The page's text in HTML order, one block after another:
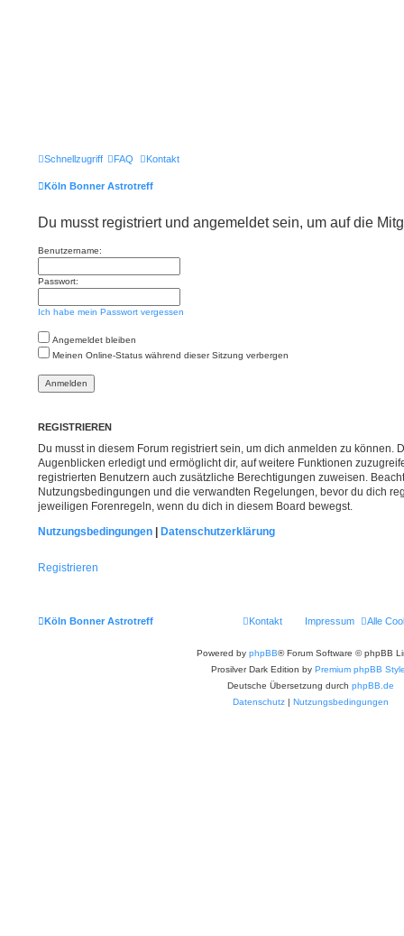
Schnellzugriff FAQ Kontakt
Köln Bonner Astrotreff
Du musst registriert und angemeldet sein, um auf die
Benutzername:
Passwort:
Ich habe mein Passwort vergessen
Angemeldet bleiben
Meinen Online-Status während dieser Sitzung verbergen
REGISTRIEREN
Du musst in diesem Forum registriert sein, um dich anmelden zu können.
Augenblicken erledigt und ermöglicht dir, auf weitere Funktionen
registrierten Benutzern auch zusätzliche Berechtigungen zuweisen.
Nutzungsbedingungen und die verwandten Regelungen, bevor du dich
jeweiligen Forenregeln, wenn du dich in diesem Board bewegst.
Nutzungsbedingungen | Datenschutzerklärung
Registrieren
Köln Bonner Astrotreff Alle
Impressum
Kontakt
Powered by phpBB® Forum Software © phpBB
Prosilver Dark Edition by Premium phpBB
Deutsche Übersetzung durch phpBB.de
Datenschutz | Nutzungsbedingungen